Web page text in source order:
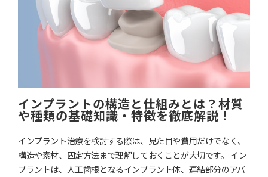
インプラントの構造と仕組みとは？材質
や種類の基礎知識・特徴を徹底解説！
インプラント治療を検討する際は、見た目や費用だけでなく、
構造や素材、固定方法まで理解しておくことが大切です。 イン
プラントは、人工歯根となるインプラント体、連結部分のアバ